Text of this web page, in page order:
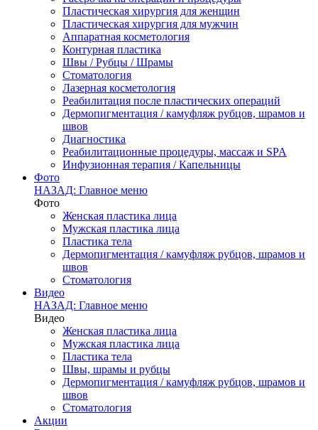
Пластическая хирургия для женщин
Пластическая хирургия для мужчин
Аппаратная косметология
Контурная пластика
Швы / Рубцы / Шрамы
Стоматология
Лазерная косметология
Реабилитация после пластических операций
Дермопигментация / камуфляж рубцов, шрамов и
швов
Диагностика
Реабилитационные процедуры, массаж и SPA
Инфузионная терапия / Капельницы
Фото
НАЗАД: Главное меню
Фото
Женская пластика лица
Мужская пластика лица
Пластика тела
Дермопигментация / камуфляж рубцов, шрамов и
швов
Стоматология
Видео
НАЗАД: Главное меню
Видео
Женская пластика лица
Мужская пластика лица
Пластика тела
Швы, шрамы и рубцы
Дермопигментация / камуфляж рубцов, шрамов и
швов
Стоматология
Акции